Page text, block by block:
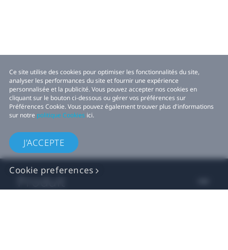
Ce site utilise des cookies pour optimiser les fonctionnalités du site,
analyser les performances du site et fournir une expérience
personnalisée et la publicité. Vous pouvez accepter nos cookies en
cliquant sur le bouton ci-dessous ou gérer vos préférences sur
Préférences Cookie. Vous pouvez également trouver plus d'informations
sur notre politique Cookies ici.
J'ACCEPTE
Cookie preferences
Produit